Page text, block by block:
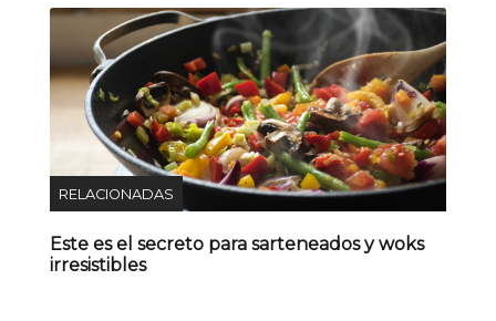
RELACIONADAS
Este es el secreto para sarteneados y woks
irresistibles